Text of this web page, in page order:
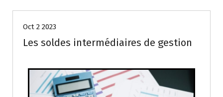
Oct 2 2023
Les soldes intermédiaires de gestion